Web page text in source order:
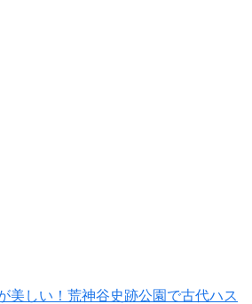
美しい！荒神谷史跡公園で古代ハス